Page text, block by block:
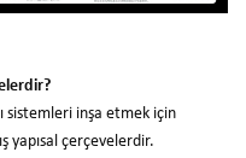
sistemleri inşa etmek için
yapısal çerçevelerdir.